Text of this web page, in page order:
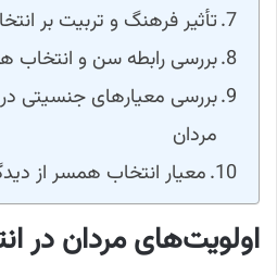
تأثیر فرهنگ و تربیت بر
بررسی رابطه سن و انتخاب
بررسی معیارهای جنسیتی
مردان
معیار انتخاب همسر از
اولویت‌های مردان در